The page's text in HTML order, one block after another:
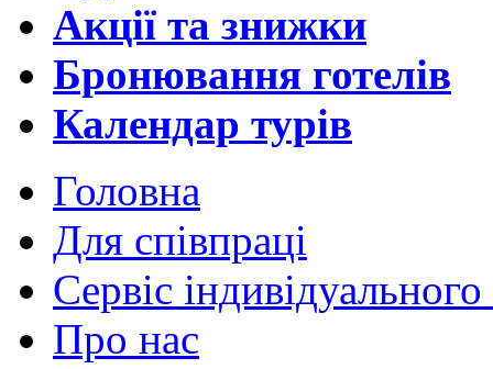
Акції та знижки
Бронювання готелів
Календар турів
Головна
Для cпівпраці
Сервіс
Про нас